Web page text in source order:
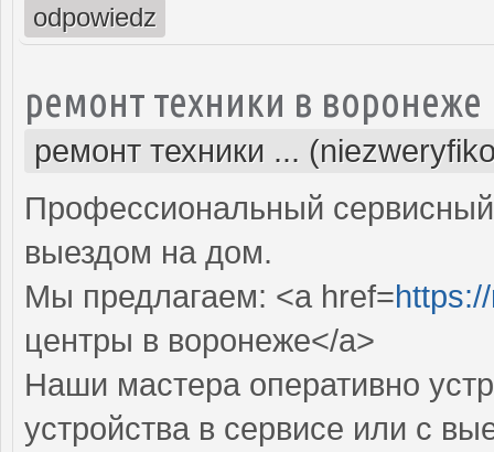
odpowiedz
ремонт техники в воронеже
ремонт техники ...
Профессиональный
выездом на дом.
Мы предлагаем: <a href=
центры в воронеже</a>
Наши мастера оперативно
устройства в сервисе или с